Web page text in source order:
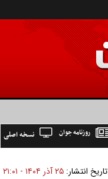
نسخه اصلی روزنامه جوان
تاریخ انتشار: ۲۵ آذر ۱۴۰۴ - ۲۱:۰۱